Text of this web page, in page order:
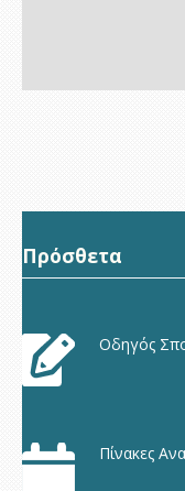
Πρόσθετα
Οδηγός
Πίνακες